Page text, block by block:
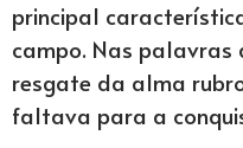
principal
campo. Nas palavras
resgate da alma
faltava para a